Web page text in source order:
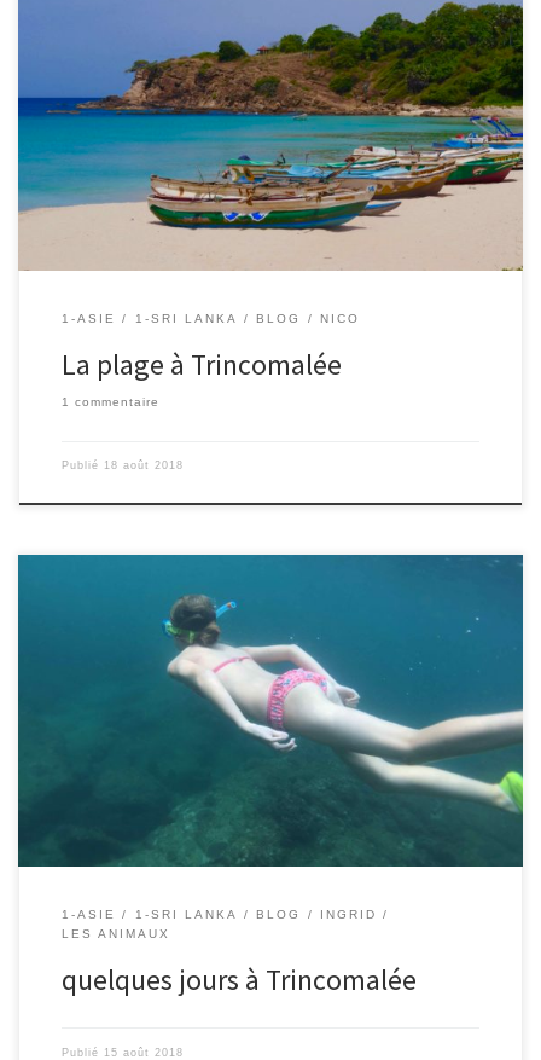
18/08/2018 – Nico. Les filles sont vraiment heureuses ici à
Trincomalée. Nous décidons donc d’y rester 2 jours de plus pour
nous reposer un peu de ces 3 premières semaines à un rythme
soutenu. C’est l’occasion pour nous tous de profiter de la page, de
lire quelques livres, d’avancer les […]
1-ASIE 1-SRI LANKA BLOG NICO
La plage à Trincomalée
1 commentaire
Publié 18 août 2018
15/08/2018 – Ingrid Nous voilà arrivés au bord de la mer après un
trajet en bus, encore serrés comme des sardines. Nous avons fait
du snorkeling. Les filles se débrouillent comme des chefs pour
descendre de quelques mètres sous l’eau. Et c’est fantastique de
voir leurs regards émerveillés quand elles remontent […]
1-ASIE 1-SRI LANKA BLOG
INGRID
LES ANIMAUX
quelques jours à Trincomalée
Publié 15 août 2018